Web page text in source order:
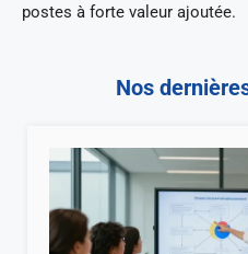
postes à forte valeur ajoutée.
Nos